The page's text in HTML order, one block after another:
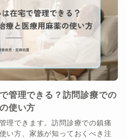
管理できる？訪問診療での
使い方
理できます。訪問診療での鎮痛
い方、家族が知っておくべき注